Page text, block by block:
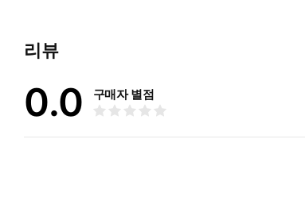
리뷰
0.0 구매자 별점